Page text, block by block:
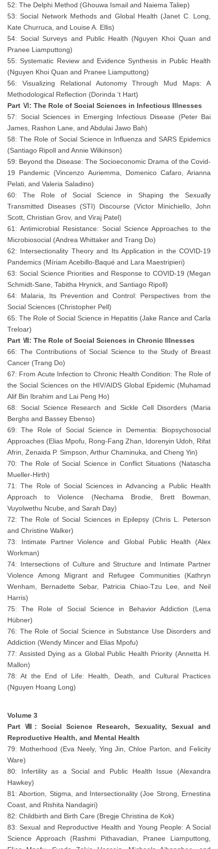
52: The Delphi Method (Ghouwa Ismail and Naiema Taliep)
53: Social Network Methods and Global Health (Janet C. Long,
Kate Churruca, and Louise A. Ellis)
54: Social Surveys and Public Health (Nguyen Khoi Quan and
Pranee Liamputtong)
55: Systematic Review and Evidence Synthesis in Public Health
(Nguyen Khoi Quan and Pranee Liamputtong)
56: Visualizing Relational Autonomy Through Mud Maps: A
Methodological Reflection (Dorinda ’t Hart)
Part Ⅵ: The Role of Social Sciences in Infectious Illnesses
57: Social Sciences in Emerging Infectious Disease (Peter Bai
James, Rashon Lane, and Abdulai Jawo Bah)
58: The Role of Social Science in Influenza and SARS Epidemics
(Santiago Ripoll and Annie Wilkinson)
59: Beyond the Disease: The Socioeconomic Drama of the Covid-
19 Pandemic (Vincenzo Auriemma, Domenico Cafaro, Arianna
Pelati, and Valeria Saladino)
60: The Role of Social Science in Shaping the Sexually
Transmitted Diseases (STI) Discourse (Victor Minichiello, John
Scott, Christian Grov, and Viraj Patel)
61: Antimicrobial Resistance: Social Science Approaches to the
Microbiosocial (Andrea Whittaker and Trang Do)
62: Intersectionality Theory and Its Application in the COVID-19
Pandemics (Míriam Acebillo-Baqué and Lara Maestripieri)
63: Social Science Priorities and Response to COVID-19 (Megan
Schmidt-Sane, Tabitha Hrynick, and Santiago Ripoll)
64: Malaria, Its Prevention and Control: Perspectives from the
Social Sciences (Christopher Pell)
65: The Role of Social Science in Hepatitis (Jake Rance and Carla
Treloar)
Part Ⅶ: The Role of Social Sciences in Chronic Illnesses
66: The Contributions of Social Science to the Study of Breast
Cancer (Trang Do)
67: From Acute Infection to Chronic Health Condition: The Role of
the Social Sciences on the HIV/AIDS Global Epidemic (Muhamad
Alif Bin Ibrahim and Lai Peng Ho)
68: Social Science Research and Sickle Cell Disorders (Maria
Berghs and Bassey Ebenso)
69: The Role of Social Science in Dementia: Biopsychosocial
Approaches (Elias Mpofu, Rong-Fang Zhan, Idorenyin Udoh, Rifat
Afrin, Zenaida P. Simpson, Arthur Chaminuka, and Cheng Yin)
70: The Role of Social Science in Conflict Situations (Natascha
Mueller-Hirth)
71: The Role of Social Sciences in Advancing a Public Health
Approach to Violence (Nechama Brodie, Brett Bowman,
Vuyolwethu Ncube, and Sarah Day)
72: The Role of Social Sciences in Epilepsy (Chris L. Peterson
and Christine Walker)
73: Intimate Partner Violence and Global Public Health (Alex
Workman)
74: Intersections of Culture and Structure and Intimate Partner
Violence Among Migrant and Refugee Communities (Kathryn
Wenham, Bernadette Sebar, Patricia Chiao-Tzu Lee, and Neil
Harris)
75: The Role of Social Science in Behavior Addiction (Lena
Hübner)
76: The Role of Social Science in Substance Use Disorders and
Addiction (Wendy Mincer and Elias Mpofu)
77: Assisted Dying as a Global Public Health Priority (Annetta H.
Mallon)
78: At the End of Life: Health, Death, and Cultural Practices
(Nguyen Hoang Long)
Volume 3
Part Ⅷ: Social Science Research, Sexuality, Sexual and
Reproductive Health, and Mental Health
79: Motherhood (Eva Neely, Ying Jin, Chloe Parton, and Felicity
Ware)
80: Infertility as a Social and Public Health Issue (Alexandra
Hawkey)
81: Abortion, Stigma, and Intersectionality (Joe Strong, Ernestina
Coast, and Rishita Nandagiri)
82: Childbirth and Birth Care (Bregje Christina de Kok)
83: Sexual and Reproductive Health and Young People: A Social
Science Approach (Rashmi Pithavadian, Pranee Liamputtong,